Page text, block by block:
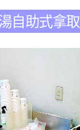
自助式拿取